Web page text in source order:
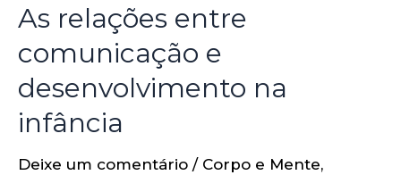
As relações entre
comunicação e
desenvolvimento na
infância
Deixe um comentário / Corpo e Mente,